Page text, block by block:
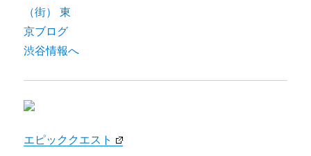
エピッククエスト